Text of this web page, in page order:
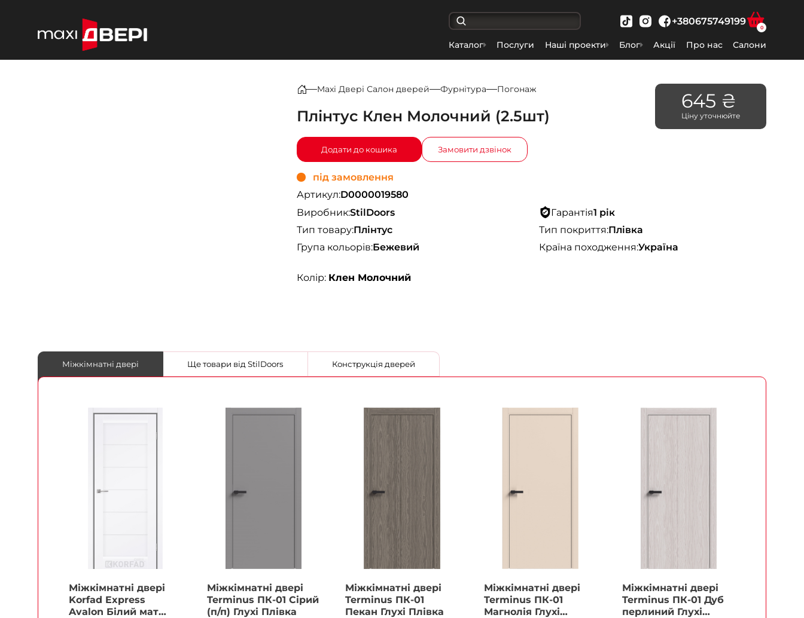
+380675749199
0
Каталог Послуги Наші проекти Блог Акції Про нас Салони
Maxi Двері Салон дверей Фурнітура Погонаж
Плінтус Клен Молочний (2.5шт)
Додати до кошика Замовити дзвінок
під замовлення
Артикул:D0000019580
Виробник:StilDoors Гарантія1 рік
Тип товару:Плінтус Тип покриття:Плівка
Група кольорів:Бежевий Країна походження:Україна
Колір: Клен Молочний
645 ₴
Ціну уточнюйте
Міжкімнатні двері Ще товари від StilDoors Конструкція дверей
Міжкімнатні двері
Korfad Express
Avalon Білий мат
Міжкімнатні двері
Terminus ПК-01 Сірий
(п/п) Глухі Плівка
Міжкімнатні двері
Terminus ПК-01
Пекан Глухі Плівка
Міжкімнатні двері
Terminus ПК-01
Магнолія Глухі
Міжкімнатні двері
Terminus ПК-01 Дуб
перлиний Глухі